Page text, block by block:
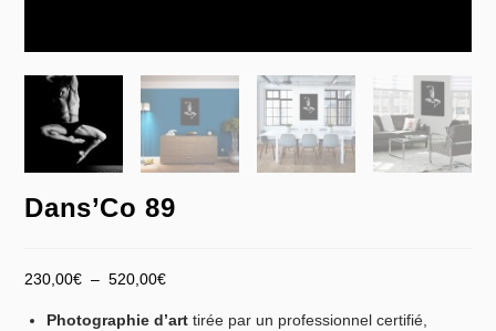
Dans’Co 89
230,00€ – 520,00€
Photographie d’art tirée par un professionnel certifié,